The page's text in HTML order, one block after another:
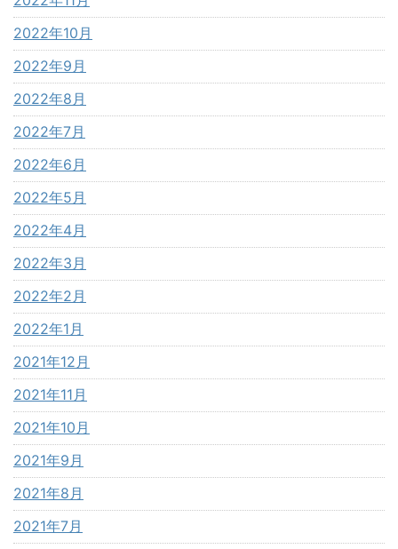
2022年10月
2022年9月
2022年8月
2022年7月
2022年6月
2022年5月
2022年4月
2022年3月
2022年2月
2022年1月
2021年12月
2021年11月
2021年10月
2021年9月
2021年8月
2021年7月